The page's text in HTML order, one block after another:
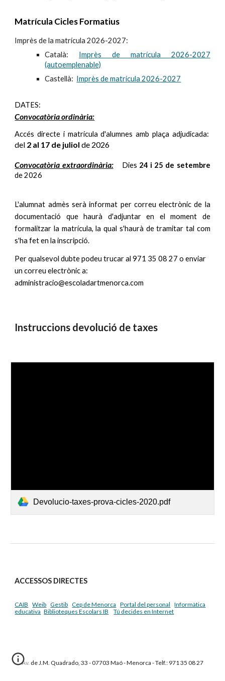
Matrícula Cicles Formatius
Imprès de la matrícula 2026-2027:
Català: Imprès de matrícula 2026-2027
(autoemplenable)
Castellà: Imprès de matrícula 2026-2027
DATES:
Convocatòria ordinària:
Accés directe i matrícula d'alumnes amb plaça adjudicada:
del 2 al 1 7 de juliol de 2026
Convocatòria extraordinària: Dies 24 i 25 de setembre
de 2026
L'alumnat admès serà informat per correu electrònic de la
documentació que haurà d'adjuntar en el moment de
formalitzar la matrícula, la qual s'haurà de tramitar tal com
s'ha fet en la inscripció.
Per qualsevol dubte podeu trucar al 971 35 08 27 o enviar
un correu electrònic a:
administracio@escoladartmenorca.com
Instruccions devolució de taxes
Devolucio-taxes-prova-cicles-2020.pdf
ACCESSOS DIRECTES
CAIB Weib Gestib Cep de Menorca Portal del personal
Informàtica
educativa Biblioteques Escolars IB Tú decides en Internet
Av. de J.M. Quadrado, 33 - 07703 Maó - Menorca - Telf.: 971 35 08 27